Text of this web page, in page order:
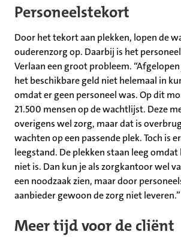
Personeelstekort
Door het tekort aan plekken, lopen de
ouderenzorg op. Daarbij is het
Verlaan een groot probleem.
het beschikbare geld niet helemaal in
omdat er geen personeel was. Op dit
21.500 mensen op de wachtlijst. Deze
overigens wel zorg, maar dat is
wachten op een passende plek. Toch is
leegstand. De plekken staan leeg
niet is. Dan kun je als zorgkantoor wel
een noodzaak zien, maar door
aanbieder gewoon de zorg niet leveren.”
Meer tijd voor de cliënt